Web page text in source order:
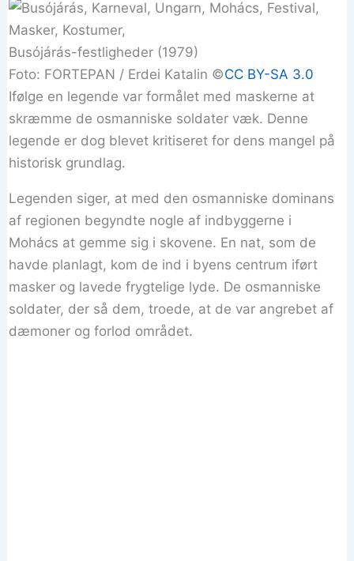
Busójárás-festligheder (1979)
Foto: FORTEPAN / Erdei Katalin ©CC BY-SA 3.0
Ifølge en legende var formålet med maskerne at
skræmme de osmanniske soldater væk. Denne
legende er dog blevet kritiseret for dens mangel på
historisk grundlag.
Legenden siger, at med den osmanniske dominans
af regionen begyndte nogle af indbyggerne i
Mohács at gemme sig i skovene. En nat, som de
havde planlagt, kom de ind i byens centrum iført
masker og lavede frygtelige lyde. De osmanniske
soldater, der så dem, troede, at de var angrebet af
dæmoner og forlod området.